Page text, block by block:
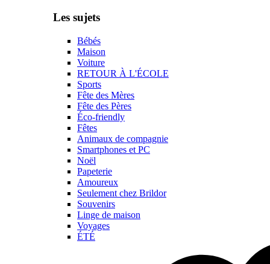
Les sujets
Bébés
Maison
Voiture
RETOUR À L'ÉCOLE
Sports
Fête des Mères
Fête des Pères
Éco-friendly
Fêtes
Animaux de compagnie
Smartphones et PC
Noël
Papeterie
Amoureux
Seulement chez Brildor
Souvenirs
Linge de maison
Voyages
ÉTÉ